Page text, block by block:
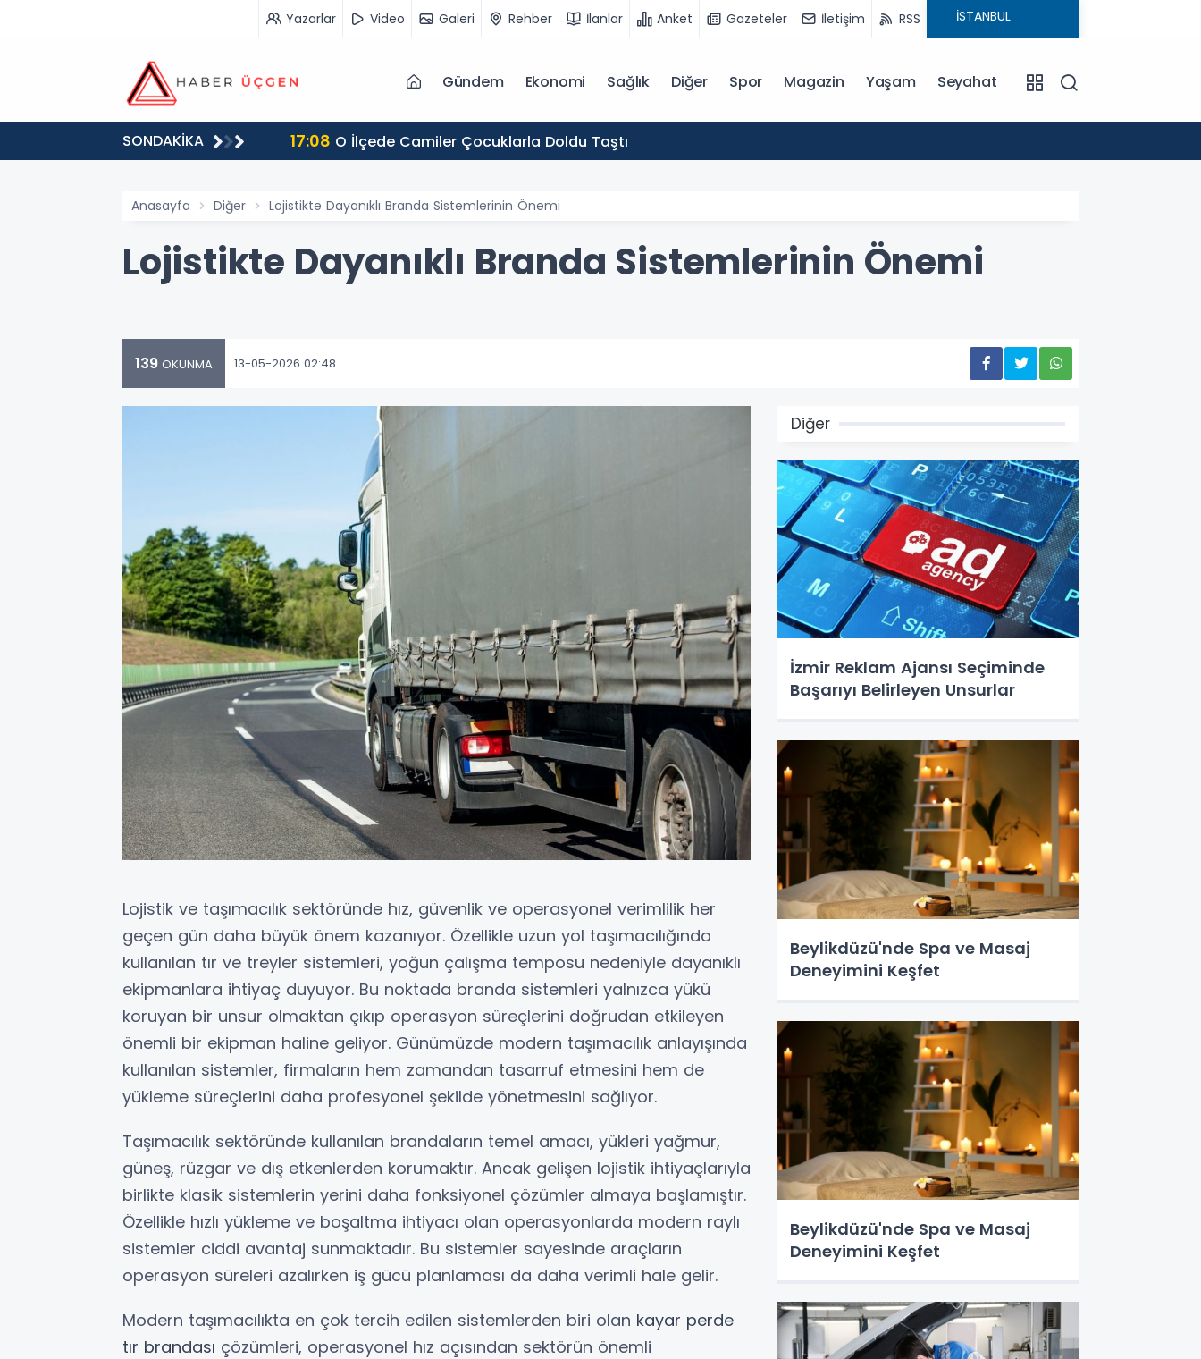
Yazarlar Video Galeri Rehber İlanlar Anket Gazeteler İletişim RSS
Gündem Ekonomi Sağlık Diğer Spor Magazin Yaşam Seyahat
SONDAKİKA 17:08 O İlçede Camiler Çocuklarla Doldu Taştı
Anasayfa Diğer Lojistikte Dayanıklı Branda Sistemlerinin Önemi
Lojistikte Dayanıklı Branda Sistemlerinin Önemi
139 OKUNMA 13-05-2026 02:48
Lojistik ve taşımacılık sektöründe hız, güvenlik ve operasyonel verimlilik her
geçen gün daha büyük önem kazanıyor. Özellikle uzun yol taşımacılığında
kullanılan tır ve treyler sistemleri, yoğun çalışma temposu nedeniyle dayanıklı
ekipmanlara ihtiyaç duyuyor. Bu noktada branda sistemleri yalnızca yükü
koruyan bir unsur olmaktan çıkıp operasyon süreçlerini doğrudan etkileyen
önemli bir ekipman haline geliyor. Günümüzde modern taşımacılık anlayışında
kullanılan sistemler, firmaların hem zamandan tasarruf etmesini hem de
yükleme süreçlerini daha profesyonel şekilde yönetmesini sağlıyor.
Taşımacılık sektöründe kullanılan brandaların temel amacı, yükleri yağmur,
güneş, rüzgar ve dış etkenlerden korumaktır. Ancak gelişen lojistik ihtiyaçlarıyla
birlikte klasik sistemlerin yerini daha fonksiyonel çözümler almaya başlamıştır.
Özellikle hızlı yükleme ve boşaltma ihtiyacı olan operasyonlarda modern raylı
sistemler ciddi avantaj sunmaktadır. Bu sistemler sayesinde araçların
operasyon süreleri azalırken iş gücü planlaması da daha verimli hale gelir.
Modern taşımacılıkta en çok tercih edilen sistemlerden biri olan kayar perde
tır brandası çözümleri, operasyonel hız açısından sektörün önemli
Diğer
İzmir Reklam Ajansı Seçiminde
Başarıyı Belirleyen Unsurlar
Beylikdüzü'nde Spa ve Masaj
Deneyimini Keşfet
Beylikdüzü'nde Spa ve Masaj
Deneyimini Keşfet